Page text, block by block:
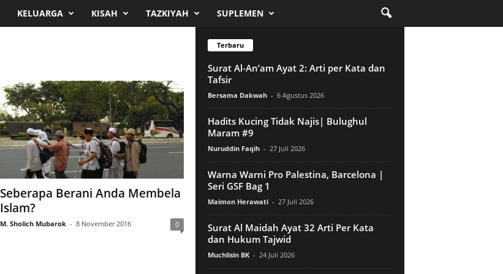
KELUARGA KISAH TAZKIYAH SUPLEMEN
Seberapa Berani Anda Membela
Islam?
M. Sholich Mubarok - 8 November 2016 0
Terbaru
Surat Al-An’am Ayat 2: Arti per Kata dan
Tafsir
Bersama Dakwah - 6 Agustus 2026
Hadits Kucing Tidak Najis| Bulughul
Maram #9
Nuruddin Faqih - 27 Juli 2026
Warna Warni Pro Palestina, Barcelona |
Seri GSF Bag 1
Maimon Herawati - 27 Juli 2026
Surat Al Maidah Ayat 32 Arti Per Kata
dan Hukum Tajwid
Muchlisin BK - 24 Juli 2026